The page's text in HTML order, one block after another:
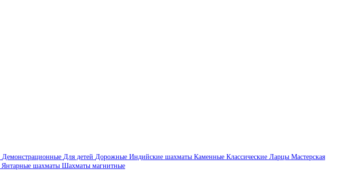
Демонстрационные Для детей Дорожные Индийские шахматы Каменные Классические Ларцы Мастерская
Янтарные шахматы Шахматы магнитные